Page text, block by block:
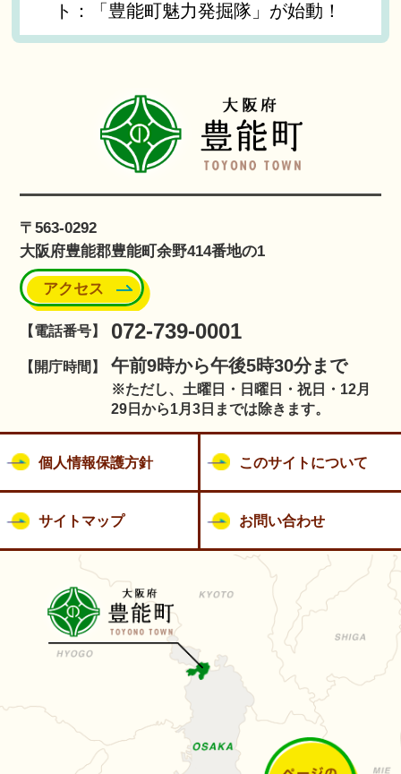
ト：「豊能町魅力発掘隊」が始動！
〒563-0292
大阪府豊能郡豊能町余野414番地の1
アクセス
【電話番号】 072-739-0001
【開庁時間】 午前9時から午後5時30分まで
※ただし、土曜日・日曜日・祝日・12月
29日から1月3日までは除きます。
個人情報保護方針 このサイトについて
サイトマップ お問い合わせ